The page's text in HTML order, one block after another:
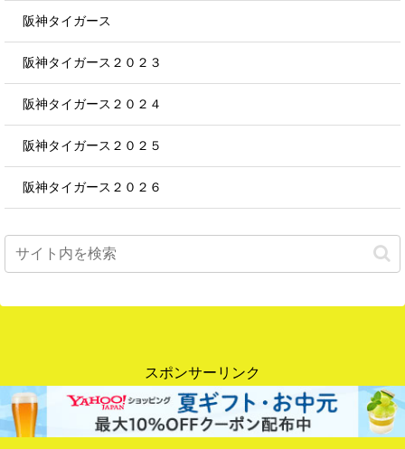
阪神タイガース
阪神タイガース２０２３
阪神タイガース２０２４
阪神タイガース２０２５
阪神タイガース２０２６
スポンサーリンク